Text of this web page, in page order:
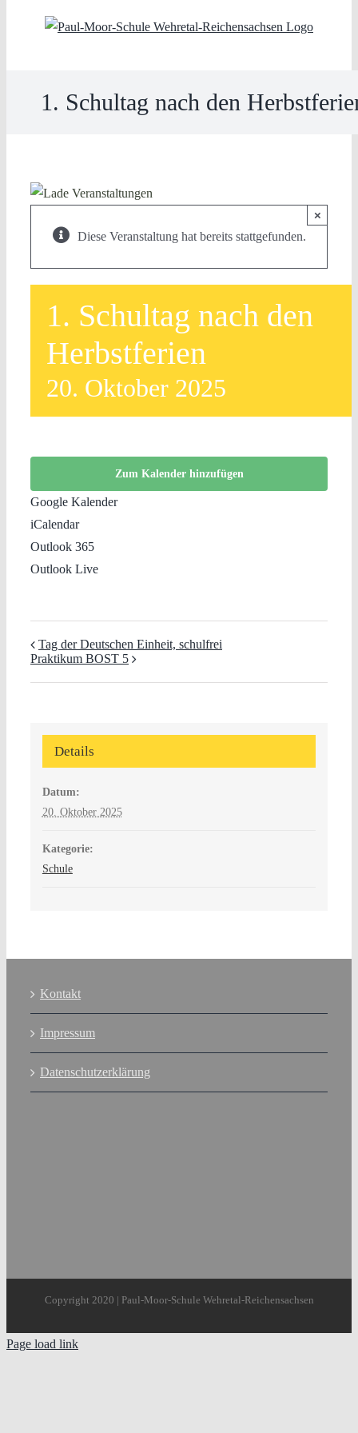
1. Schultag nach den
Diese Veranstaltung hat bereits stattgefunden.
×
1. Schultag nach den
Herbstferien
20. Oktober 2025
Zum Kalender hinzufügen
Google Kalender
iCalendar
Outlook 365
Outlook Live
Tag der Deutschen Einheit, schulfrei
Praktikum BOST 5
Details
Datum:
20. Oktober 2025
Kategorie:
Schule
Kontakt
Impressum
Datenschutzerklärung
Copyright 2020 | Paul-Moor-Schule Wehretal-Reichensachsen
Page load link